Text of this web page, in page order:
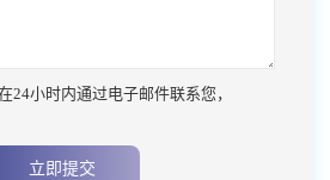
24小时内通过电子邮件联系您，
立即提交